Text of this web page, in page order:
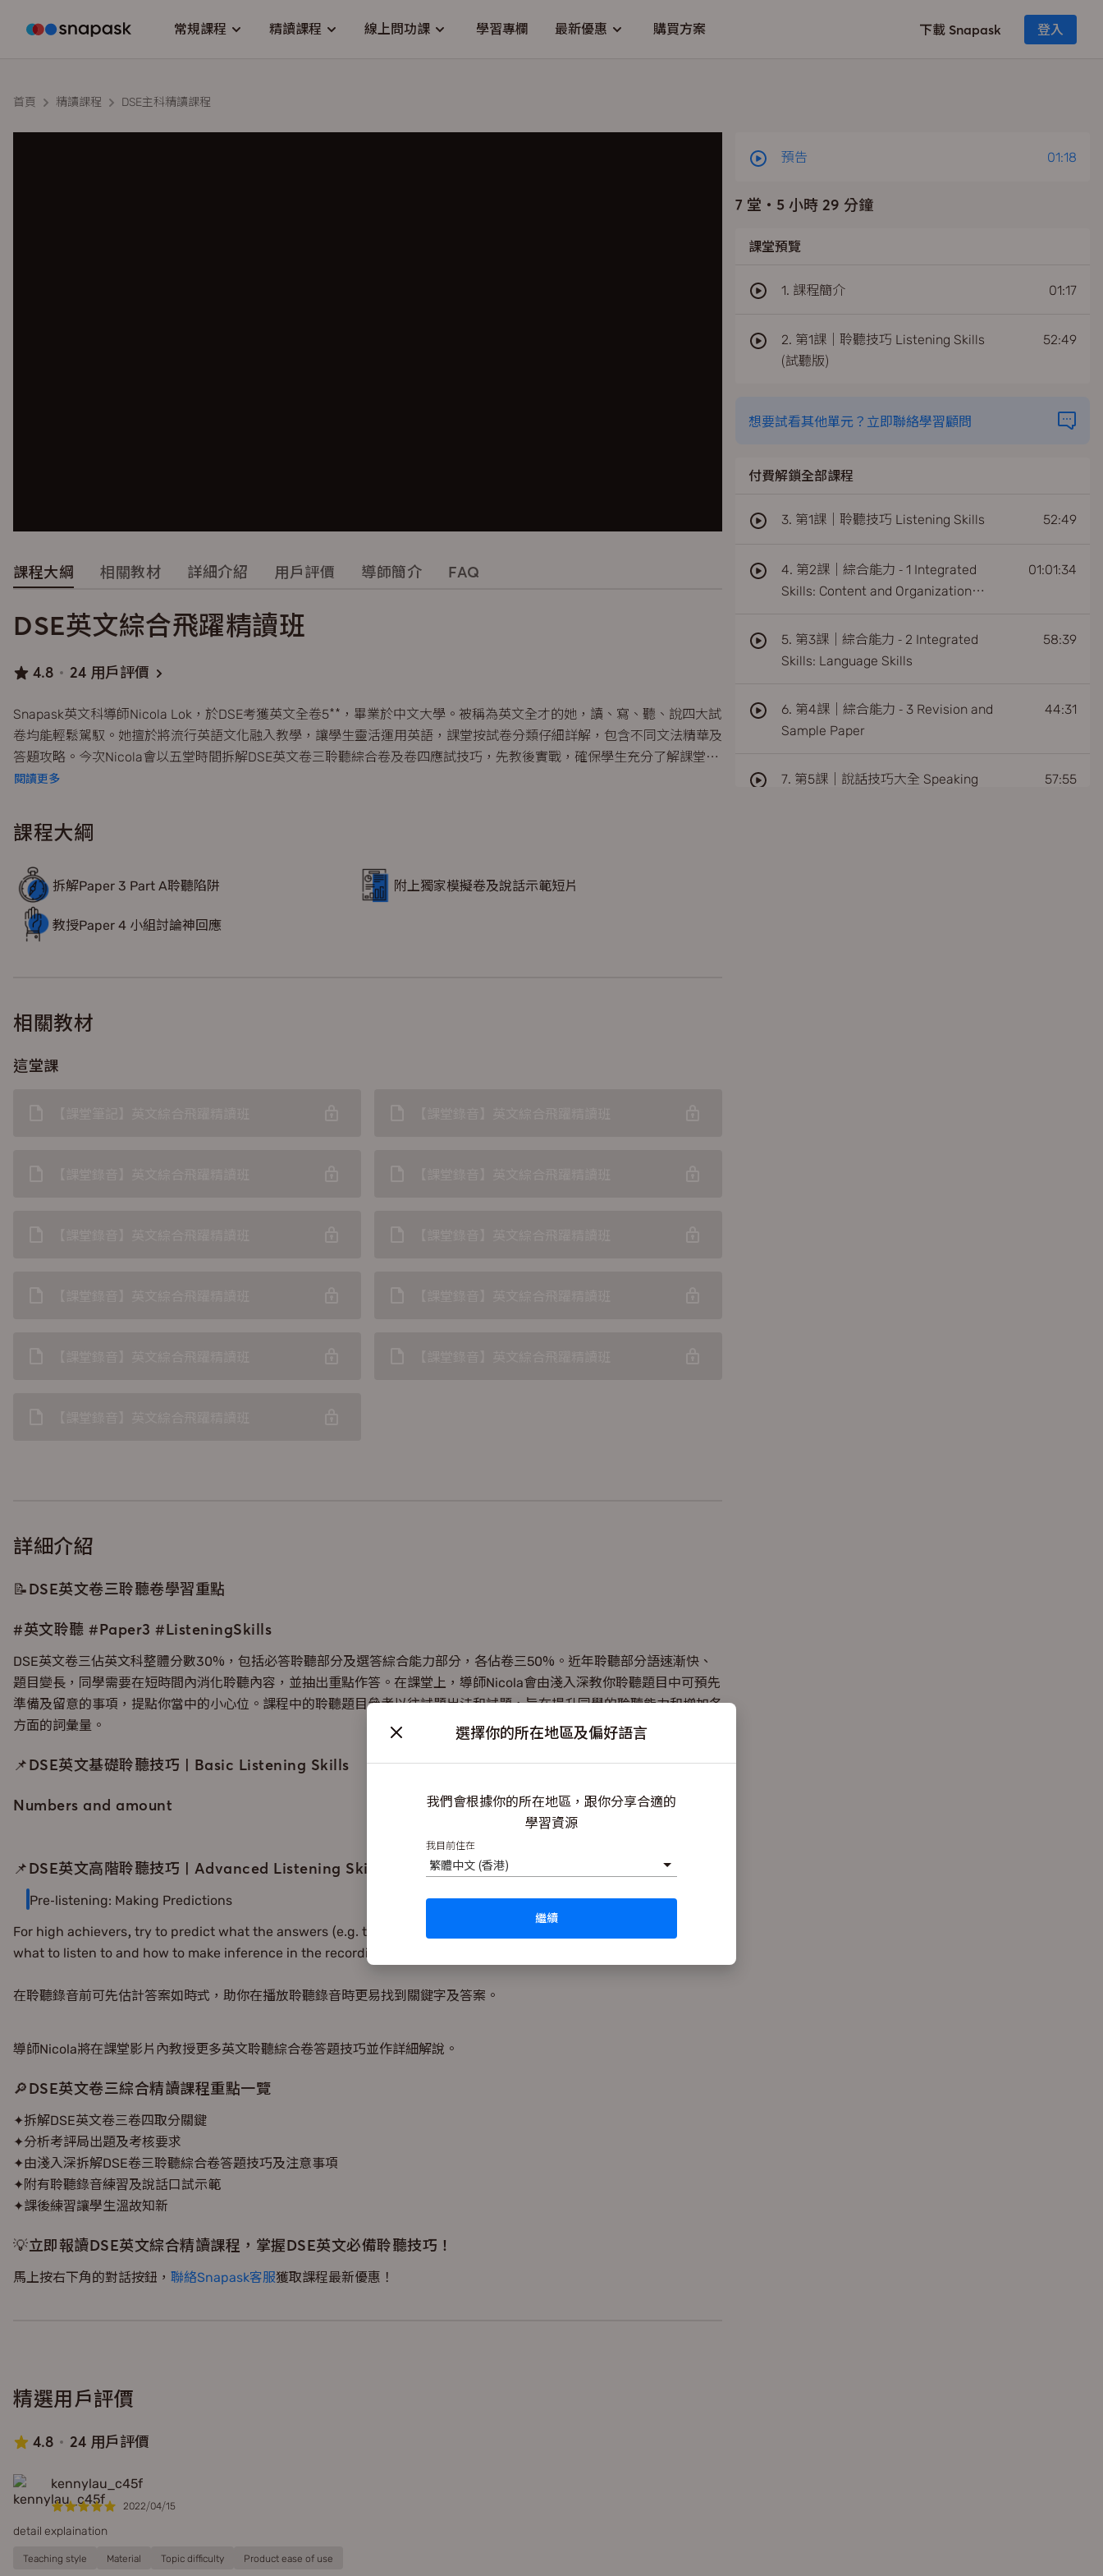
常規課程 精讀課程 線上問功課 學習專欄 最新優惠 購買方案 下載 Snapask 登入
選擇你的所在地區及偏好語言
我們會根據你的所在地區，跟你分享合適的
學習資源
我目前住在
繁體中文 (香港)
繼續
首頁 精讀課程 DSE主科精讀課程
課程大綱 相關教材 詳細介紹 用戶評價 導師簡介 FAQ
DSE英文綜合飛躍精讀班
4.8 24 用戶評價
Snapask英文科導師Nicola Lok，於DSE考獲英文全卷5**，畢業於中文大學。被稱為英文全才的她，讀、寫、聽、說四大試
卷均能輕鬆駕馭。她擅於將流行英語文化融入教學，讓學生靈活運用英語，課堂按試卷分類仔細詳解，包含不同文法精華及
答題攻略。今次Nicola會以五堂時間拆解DSE英文卷三聆聽綜合卷及卷四應試技巧，先教後實戰，確保學生充分了解課堂內
容之餘，亦能靈活應用在答題上。
閱讀更多
課程大綱
拆解Paper 3 Part A聆聽陷阱
附上獨家模擬卷及說話示範短片
教授Paper 4 小組討論神回應
相關教材
這堂課
詳細介紹
📝DSE英文卷三聆聽卷學習重點
#英文聆聽 #Paper3 #ListeningSkills
DSE英文卷三佔英文科整體分數30%，包括必答聆聽部分及選答綜合能力部分，各佔卷三50%。近年聆聽部分語速漸快、
題目變長，同學需要在短時間內消化聆聽內容，並抽出重點作答。在課堂上，導師Nicola會由淺入深教你聆聽題目中可預先
準備及留意的事項，提點你當中的小心位。課程中的聆聽題目參考以往試題出法和試題，旨在提升同學的聆聽能力和增加各
方面的詞彙量。
📌DSE英文基礎聆聽技巧 | Basic Listening Skills
Numbers and amount
📌DSE英文高階聆聽技巧 | Advanced Listening Skills
Pre-listening: Making Predictions
For high achievers, try to predict what the answers (e.g. the part of speech) might be. This will focus your mind on
what to listen to and how to make inference in the recording.
在聆聽錄音前可先估計答案如時式，助你在播放聆聽錄音時更易找到關鍵字及答案。
導師Nicola將在課堂影片內教授更多英文聆聽綜合卷答題技巧並作詳細解說。
🔎DSE英文卷三綜合精讀課程重點一覽
✦拆解DSE英文卷三卷四取分關鍵
✦分析考評局出題及考核要求
✦由淺入深拆解DSE卷三聆聽綜合卷答題技巧及注意事項
✦附有聆聽錄音練習及說話口試示範
✦課後練習讓學生溫故知新
💡立即報讀DSE英文綜合精讀課程，掌握DSE英文必備聆聽技巧！
馬上按右下角的對話按鈕， 聯絡Snapask客服獲取課程最新優惠！
精選用戶評價
4.8 24 用戶評價
kennylau_c45f
2022/04/15
detail explaination
Teaching style Material Topic difficulty Product ease of use
預告 01:18
7 堂 ・ 5 小時 29 分鐘
課堂預覽
1. 課程簡介 01:17
2. 第1課｜聆聽技巧 Listening Skills
(試聽版)
52:49
想要試看其他單元？立即聯絡學習顧問
付費解鎖全部課程
3. 第1課｜聆聽技巧 Listening Skills 52:49
4. 第2課｜綜合能力 - 1 Integrated
Skills: Content and Organization
01:01:34
5. 第3課｜綜合能力 - 2 Integrated
Skills: Language Skills
58:39
6. 第4課｜綜合能力 - 3 Revision and
Sample Paper
44:31
7. 第5課｜說話技巧大全 Speaking 57:55